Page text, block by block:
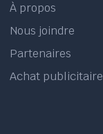
À propos
Nous joindre
Partenaires
Achat publicitaire